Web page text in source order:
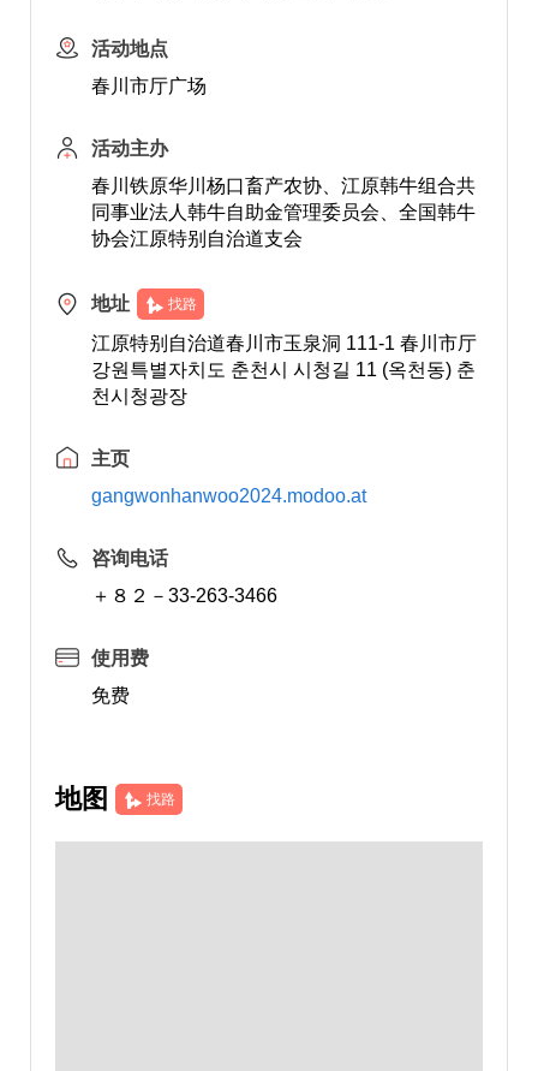
活动地点
春川市厅广场
活动主办
春川铁原华川杨口畜产农协、江原韩牛组合共
同事业法人韩牛自助金管理委员会、全国韩牛
协会江原特别自治道支会
地址 找路
江原特别自治道春川市玉泉洞 111-1 春川市厅
강원특별자치도 춘천시 시청길 11 (옥천동) 춘
천시청광장
主页
gangwonhanwoo2024.modoo.at
咨询电话
＋８２－33-263-3466
使用费
免费
地图 找路